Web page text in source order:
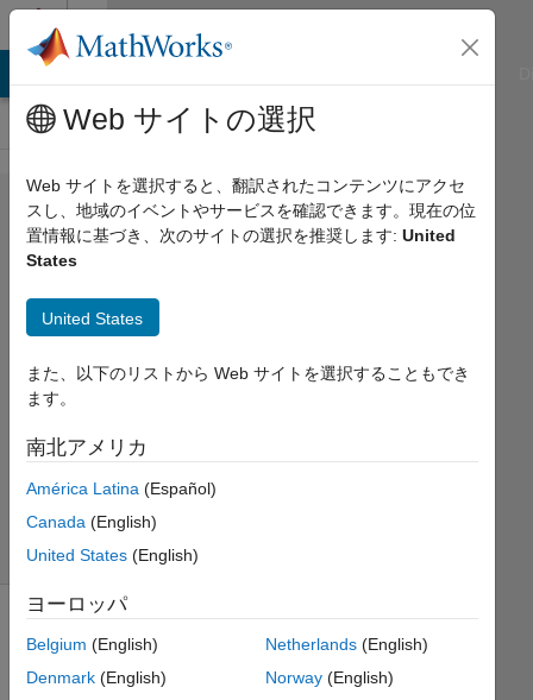
コンテンツへスキップ
Problem
291.
Numbers
(Bryant
238
solvers
2 likes
This
Web サイトの選択
Web サイトを選択すると、翻訳されたコンテンツにアクセ
スし、地域のイベントやサービスを確認できます。現在の位
置情報に基づき、次のサイトの選択を推奨します: United
States
United States
また、以下のリストから Web サイトを選択することもでき
ます。
南北アメリカ
América Latina (Español)
Canada (English)
United States (English)
ヨーロッパ
Belgium (English)
Denmark (English)
Netherlands(English)
Norway(English)